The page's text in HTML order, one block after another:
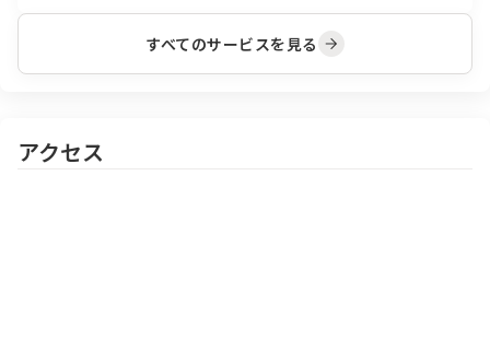
すべてのサービスを見る
アクセス